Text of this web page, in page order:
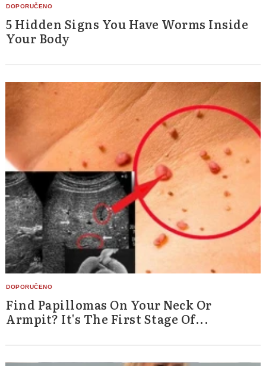
5 Hidden Signs You Have Worms Inside
Your Body
Find Papillomas On Your Neck Or
Armpit? It's The First Stage Of...